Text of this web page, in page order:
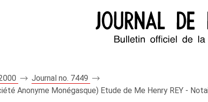
Journal no. 7449
Anonyme Monégasque) Etude de Me Henry REY -